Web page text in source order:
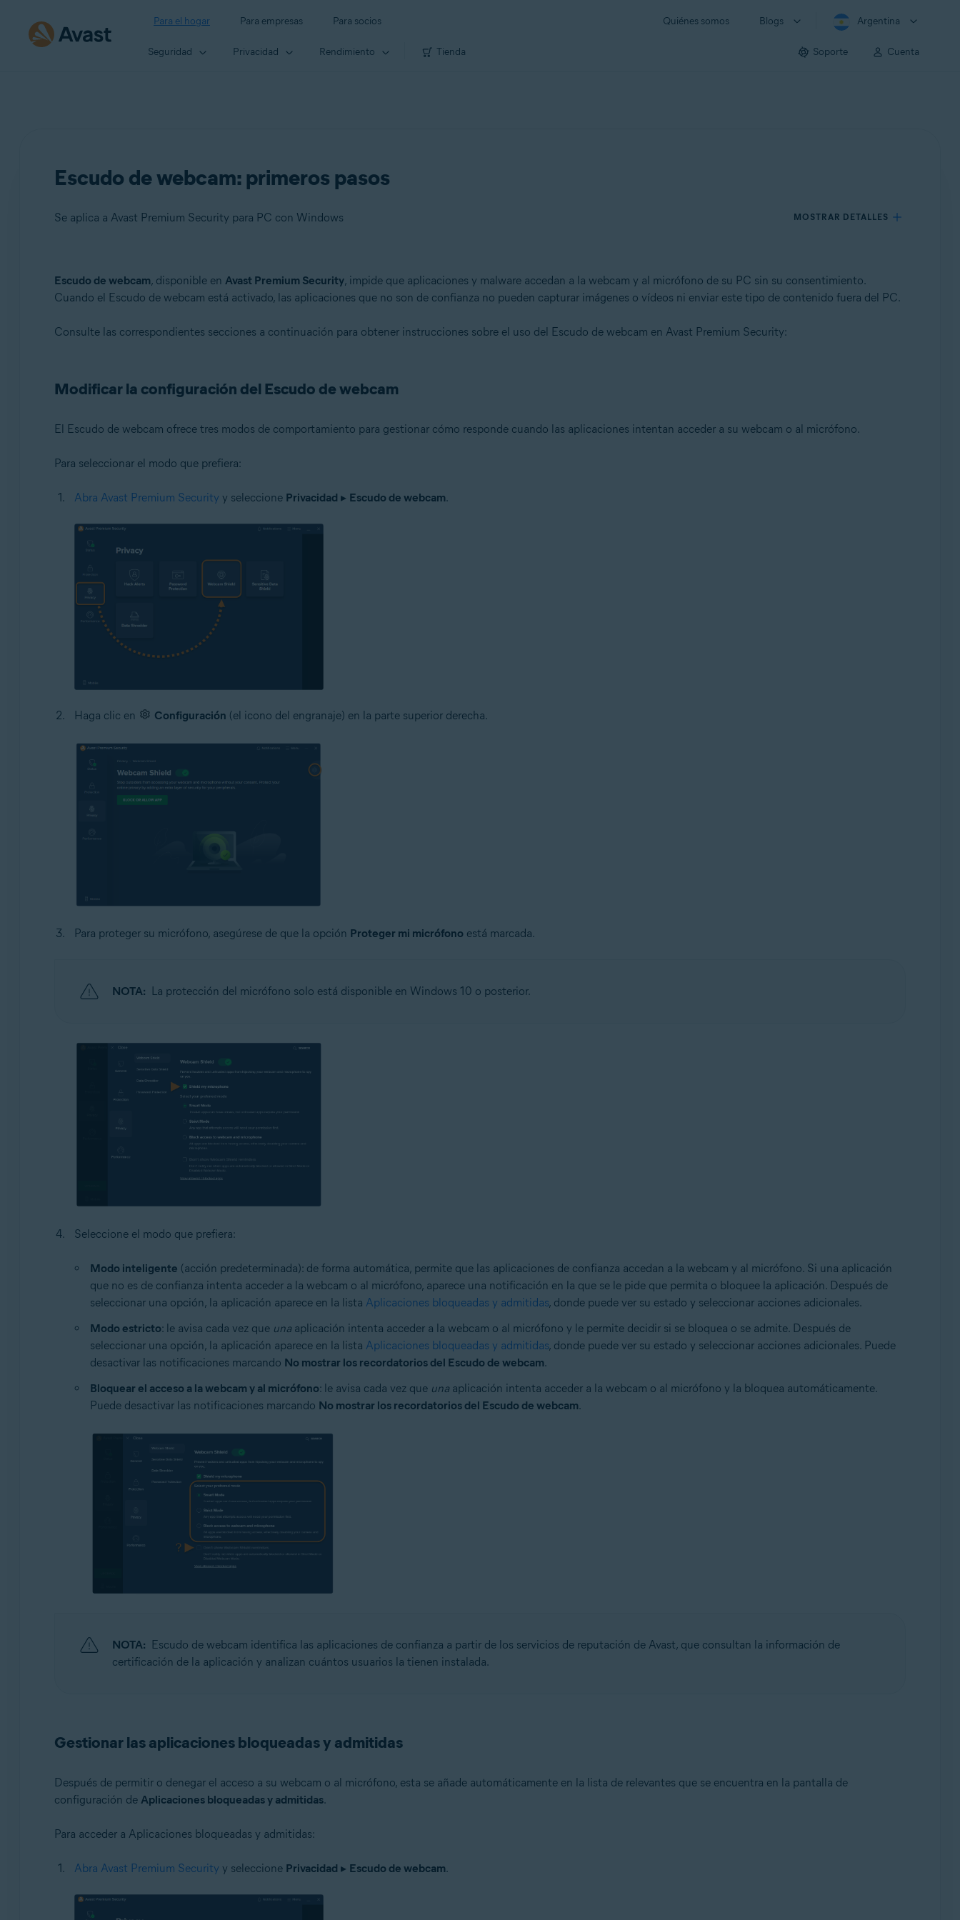
Para el hogar Para empresas Para socios Quiénes somos Blogs Argentina
Seguridad Privacidad Rendimiento Tienda Soporte Cuenta
Escudo de webcam: primeros pasos
Se aplica a Avast Premium Security para PC con Windows MOSTRAR DETALLES
Productos:
Avast Premium Security 23.x para PC con Windows
Sistemas operativos:
Microsoft Windows 8.1/Pro/Enterprise - 32 o 64 bits
Escudo de webcam, disponible en Avast Premium Security, impide que aplicaciones y malware accedan a la webcam y al micrófono de su PC sin su consentimiento.
Cuando el Escudo de webcam está activado, las aplicaciones que no son de confianza no pueden capturar imágenes o vídeos ni enviar este tipo de contenido fuera del PC.
Consulte las correspondientes secciones a continuación para obtener instrucciones sobre el uso del Escudo de webcam en Avast Premium Security:
Modificar la configuración del Escudo de webcam
El Escudo de webcam ofrece tres modos de comportamiento para gestionar cómo responde cuando las aplicaciones intentan acceder a su webcam o al micrófono.
Para seleccionar el modo que prefiera:
Abra Avast Premium Security y seleccione Privacidad ▸ Escudo de webcam.
Haga clic en Configuración (el icono del engranaje) en la parte superior derecha.
Para proteger su micrófono, asegúrese de que la opción Proteger mi micrófono está marcada.
NOTA: La protección del micrófono solo está disponible en Windows 10 o posterior.
Seleccione el modo que prefiera:
Modo inteligente (acción predeterminada): de forma automática, permite que las aplicaciones de confianza accedan a la webcam y al micrófono. Si una aplicación
que no es de confianza intenta acceder a la webcam o al micrófono, aparece una notificación en la que se le pide que permita o bloquee la aplicación. Después de
seleccionar una opción, la aplicación aparece en la lista Aplicaciones bloqueadas y admitidas, donde puede ver su estado y seleccionar acciones adicionales.
Modo estricto: le avisa cada vez que unaaplicación intenta acceder a la webcam o al micrófono y le permite decidir si se bloquea o se admite. Después de
seleccionar una opción, la aplicación aparece en la lista Aplicaciones bloqueadas y admitidas, donde puede ver su estado y seleccionar acciones adicionales. Puede
desactivar las notificaciones marcando No mostrar los recordatorios del Escudo de webcam.
Bloquear el acceso a la webcam y al micrófono: le avisa cada vez que unaaplicación intenta acceder a la webcam o al micrófono y la bloquea automáticamente.
Puede desactivar las notificaciones marcando No mostrar los recordatorios del Escudo de webcam.
NOTA:
Escudo de webcam identifica las aplicaciones de confianza a partir de los servicios de reputación de Avast, que consultan la información de
certificación de la aplicación y analizan cuántos usuarios la tienen instalada.
Gestionar las aplicaciones bloqueadas y admitidas
Después de permitir o denegar el acceso a su webcam o al micrófono, esta se añade automáticamente en la lista de relevantes que se encuentra en la pantalla de
configuración de Aplicaciones bloqueadas y admitidas.
Para acceder a Aplicaciones bloqueadas y admitidas:
Abra Avast Premium Security y seleccione Privacidad ▸ Escudo de webcam.